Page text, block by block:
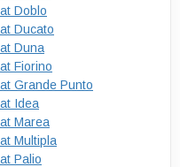
Doblo
Ducato
Duna
Fiorino
Grande Punto
Idea
Marea
Multipla
Palio